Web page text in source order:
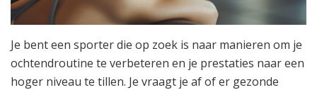
Je bent een sporter die op zoek is naar manieren om je
ochtendroutine te verbeteren en je prestaties naar een
hoger niveau te tillen. Je vraagt je af of er gezonde